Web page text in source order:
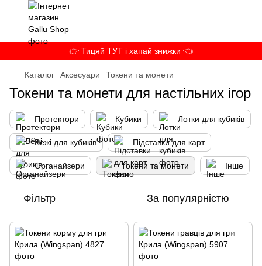
👉 Тицяй ТУТ і хапай знижки 👈
Каталог Аксесуари Токени та монети
Токени та монети для настільних ігор
Протектори Кубики Лотки для кубиків
Вежі для кубиків Підставки для карт
Органайзери Токени та монети Інше
Фільтр За популярністю